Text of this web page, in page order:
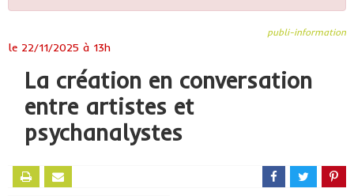
publi-information
le 22/11/2025 à 13h
La création en conversation
entre artistes et
psychanalystes